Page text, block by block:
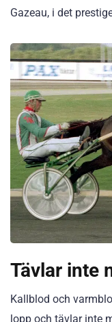
Gazeau, i det
Tävlar inte
Kallblod och
lopp och tävlar inte